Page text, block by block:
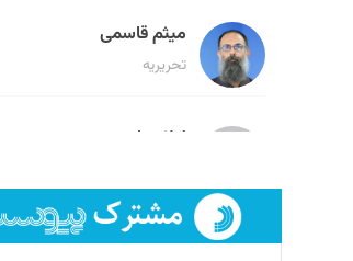
میثم قاسمی
تحریریه
لیلا حنارود
فائزه فتحی رستمی